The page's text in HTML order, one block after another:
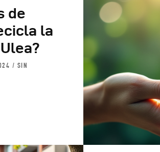
de
la
SIN